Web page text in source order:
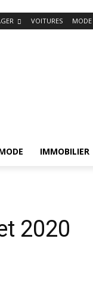
VOITURES MODE
IMMOBILIER
2020